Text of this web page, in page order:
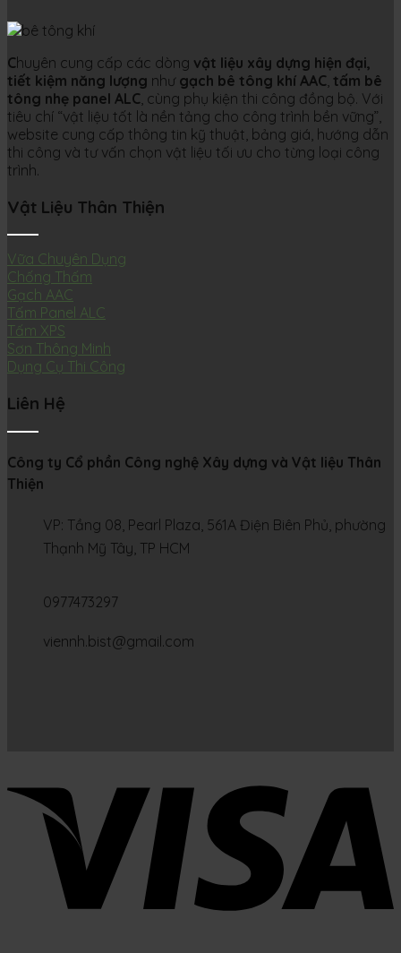
Chuyên cung cấp các dòng vật liệu xây dựng hiện đại,
tiết kiệm năng lượng như gạch bê tông khí AAC tấm bê
tông nhẹ panel ALC , cùng phụ kiện thi công đồng bộ. Với
tiêu chí “vật liệu tốt là nền tảng cho công trình bền vững”,
website cung cấp thông tin kỹ thuật, bảng giá, hướng dẫn
thi công và tư vấn chọn vật liệu tối ưu cho từng loại công
trình.
Vật Liệu Thân Thiện
Vữa Chuyên Dụng
Chống Thấm
Gạch AAC
Tấm Panel ALC
Tấm XPS
Sơn Thông Minh
Dụng Cụ Thi Công
Liên Hệ
Công ty Cổ phần Công nghệ Xây dựng và Vật liệu Thân
Thiện
VP: Tầng 08, Pearl Plaza, 561A Điện Biên Phủ, phường
Thạnh Mỹ Tây, TP HCM
0977473297
viennh.bist@gmail.com